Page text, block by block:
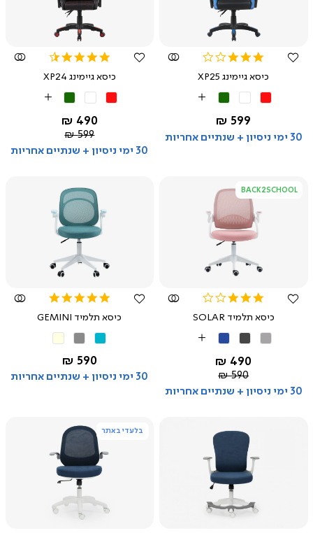
צפייה
מהירה
3.0
rating
כיסא גיימינג XP25
More
Colors
החל מ-
599 ₪
30 ימי ניסיון + שנתיים אחריות
צפייה
מהירה
rating
כיסא גיימינג XP24
More
Colors
החל מ-
490 ₪
מחיר
רגיל
599 ₪
30 ימי ניסיון + שנתיים אחריות
BACK2SCHOOL
צפייה
מהירה
3.0
rating
כיסא תלמיד SOLAR
כחול
More
Colors
החל מ-
490 ₪
מחיר
רגיל
590 ₪
30 ימי ניסיון + שנתיים אחריות
מהירה
rating
כיסא תלמיד GEMINI
החל מ-
590 ₪
30 ימי ניסיון + שנתיים אחריות
צפייה
מהירה
בלעדי באתר
צפייה
מהירה